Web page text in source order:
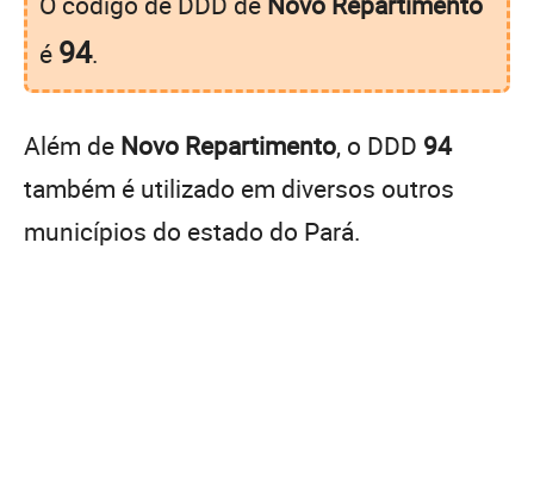
é 94.
Além de Novo Repartimento, o DDD 94
também é utilizado em diversos outros
municípios do estado do Pará.